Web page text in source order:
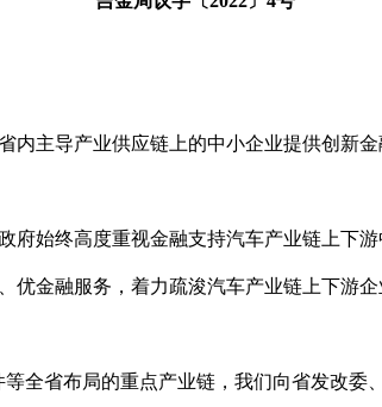
内主导产业供应链上的中小企业提供创新
府始终高度重视金融支持汽车产业链上下
优金融服务，着力疏浚汽车产业链上下游
全省布局的重点产业链，我们向省发改委